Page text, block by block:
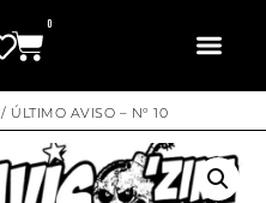
0
/ ÚLTIMO AVISO – Nº 10